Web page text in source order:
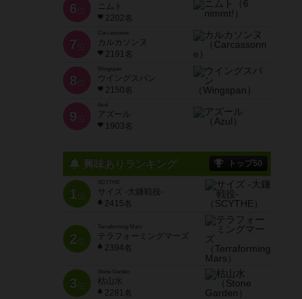
6 位
ニムト
2202名
7 位
Carcassonne
カルカソンヌ
2191名
8 位
Wingspan
ウイングスパン
2150名
9 位
Azul
アズール
1903名
興味ありランキング トップ50
1位
SCYTHE
サイズ -大鎌戦役-
2415名
2位
Terraforming Mars
テラフォーミングマーズ
2394名
3位
Stone Garden
枯山水
2281名